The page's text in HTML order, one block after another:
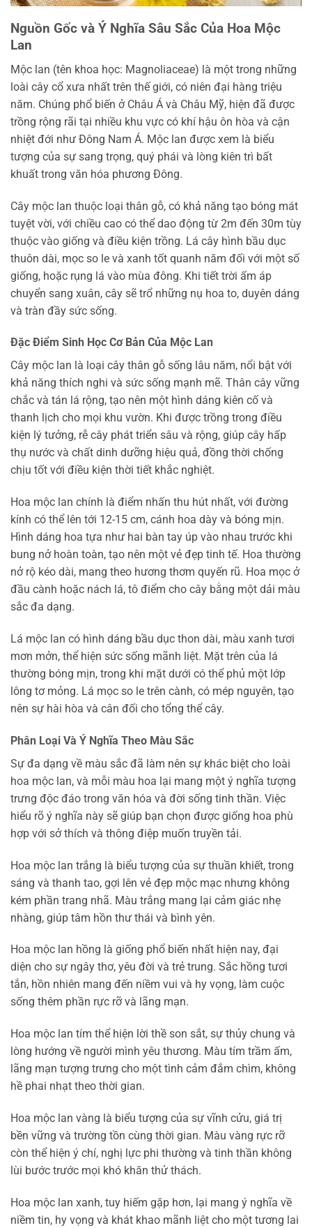
Nguồn Gốc và Ý Nghĩa Sâu Sắc Của Hoa Mộc
Lan
Mộc lan (tên khoa học: Magnoliaceae) là một trong những
loài cây cổ xưa nhất trên thế giới, có niên đại hàng triệu
năm. Chúng phổ biến ở Châu Á và Châu Mỹ, hiện đã được
trồng rộng rãi tại nhiều khu vực có khí hậu ôn hòa và cận
nhiệt đới như Đông Nam Á. Mộc lan được xem là biểu
tượng của sự sang trọng, quý phái và lòng kiên trì bất
khuất trong văn hóa phương Đông.
Cây mộc lan thuộc loại thân gỗ, có khả năng tạo bóng mát
tuyệt vời, với chiều cao có thể dao động từ 2m đến 30m tùy
thuộc vào giống và điều kiện trồng. Lá cây hình bầu dục
thuôn dài, mọc so le và xanh tốt quanh năm đối với một số
giống, hoặc rụng lá vào mùa đông. Khi tiết trời ấm áp
chuyển sang xuân, cây sẽ trổ những nụ hoa to, duyên dáng
và tràn đầy sức sống.
Đặc Điểm Sinh Học Cơ Bản Của Mộc Lan
Cây mộc lan là loại cây thân gỗ sống lâu năm, nổi bật với
khả năng thích nghi và sức sống mạnh mẽ. Thân cây vững
chắc và tán lá rộng, tạo nên một hình dáng kiên cố và
thanh lịch cho mọi khu vườn. Khi được trồng trong điều
kiện lý tưởng, rễ cây phát triển sâu và rộng, giúp cây hấp
thụ nước và chất dinh dưỡng hiệu quả, đồng thời chống
chịu tốt với điều kiện thời tiết khắc nghiệt.
Hoa mộc lan chính là điểm nhấn thu hút nhất, với đường
kính có thể lên tới 12-15 cm, cánh hoa dày và bóng mịn.
Hình dáng hoa tựa như hai bàn tay úp vào nhau trước khi
bung nở hoàn toàn, tạo nên một vẻ đẹp tinh tế. Hoa thường
nở rộ kéo dài, mang theo hương thơm quyến rũ. Hoa mọc ở
đầu cành hoặc nách lá, tô điểm cho cây bằng một dải màu
sắc đa dạng.
Lá mộc lan có hình dáng bầu dục thon dài, màu xanh tươi
mơn mởn, thể hiện sức sống mãnh liệt. Mặt trên của lá
thường bóng mịn, trong khi mặt dưới có thể phủ một lớp
lông tơ mỏng. Lá mọc so le trên cành, có mép nguyên, tạo
nên sự hài hòa và cân đối cho tổng thể cây.
Phân Loại Và Ý Nghĩa Theo Màu Sắc
Sự đa dạng về màu sắc đã làm nên sự khác biệt cho loài
hoa mộc lan, và mỗi màu hoa lại mang một ý nghĩa tượng
trưng độc đáo trong văn hóa và đời sống tinh thần. Việc
hiểu rõ ý nghĩa này sẽ giúp bạn chọn được giống hoa phù
hợp với sở thích và thông điệp muốn truyền tải.
Hoa mộc lan trắng là biểu tượng của sự thuần khiết, trong
sáng và thanh tao, gợi lên vẻ đẹp mộc mạc nhưng không
kém phần trang nhã. Màu trắng mang lại cảm giác nhẹ
nhàng, giúp tâm hồn thư thái và bình yên.
Hoa mộc lan hồng là giống phổ biến nhất hiện nay, đại
diện cho sự ngây thơ, yêu đời và trẻ trung. Sắc hồng tươi
tắn, hồn nhiên mang đến niềm vui và hy vọng, làm cuộc
sống thêm phần rực rỡ và lãng mạn.
Hoa mộc lan tím thể hiện lời thề son sắt, sự thủy chung và
lòng hướng về người mình yêu thương. Màu tím trầm ấm,
lãng mạn tượng trưng cho một tình cảm đắm chìm, không
hề phai nhạt theo thời gian.
Hoa mộc lan vàng là biểu tượng của sự vĩnh cửu, giá trị
bền vững và trường tồn cùng thời gian. Màu vàng rực rỡ
còn thể hiện ý chí, nghị lực phi thường và tinh thần không
lùi bước trước mọi khó khăn thử thách.
Hoa mộc lan xanh, tuy hiếm gặp hơn, lại mang ý nghĩa về
niềm tin, hy vọng và khát khao mãnh liệt cho một tương lai